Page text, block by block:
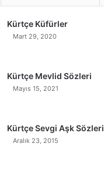
Kürtçe Küfürler
Mart 29, 2020
Kürtçe Mevlid Sözleri
Mayıs 15, 2021
Kürtçe Sevgi Aşk Sözleri
Aralık 23, 2015